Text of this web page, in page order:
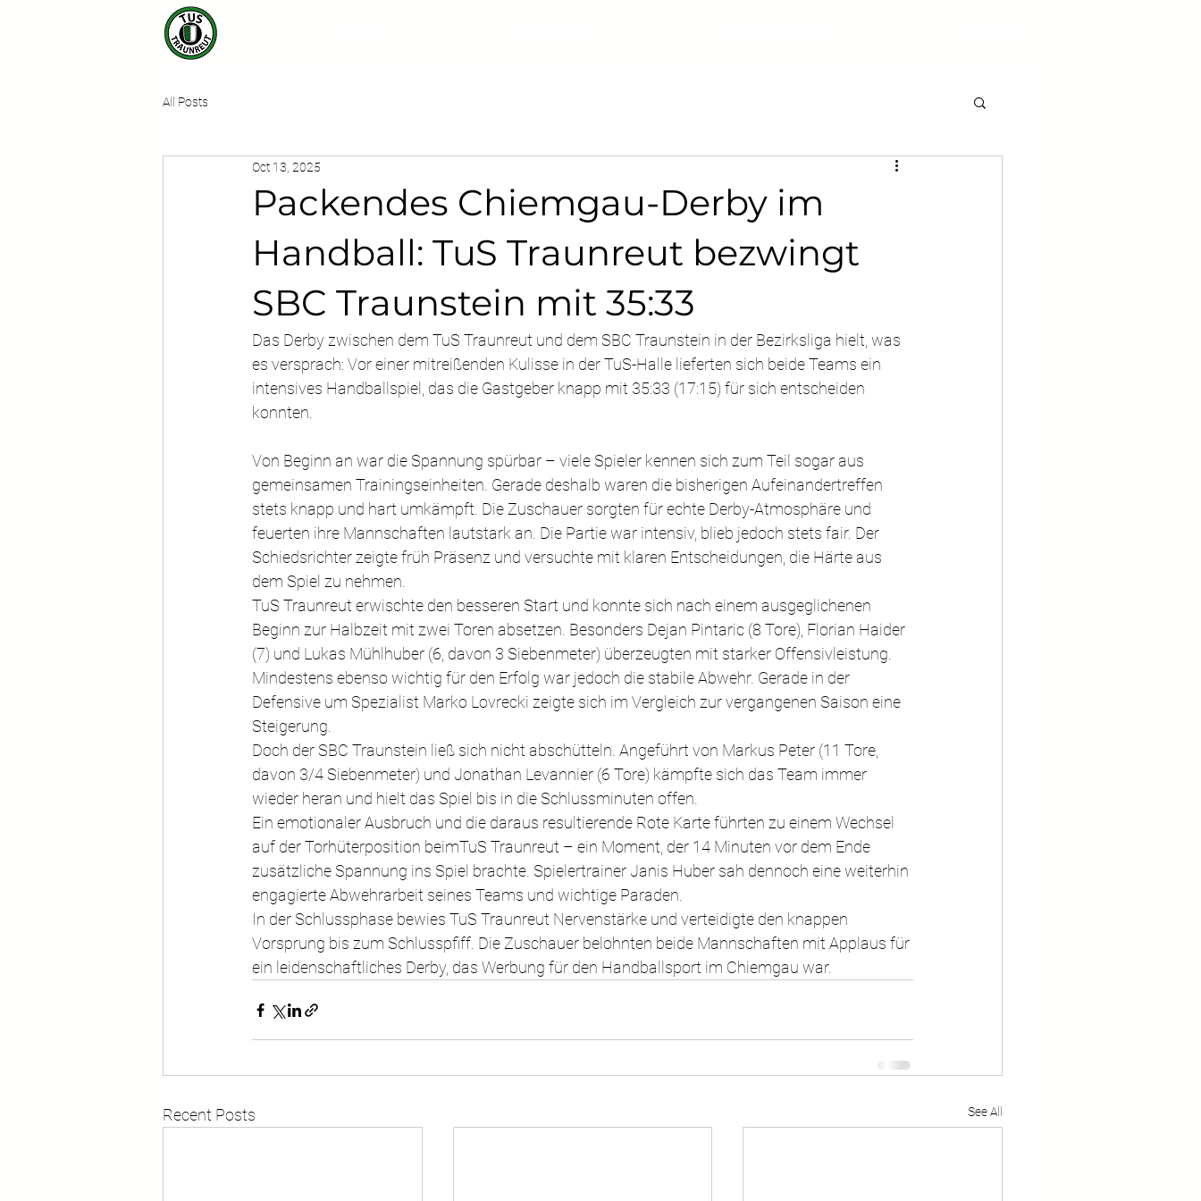
All Posts
Packendes Chiemgau-Derby im
Handball: TuS Traunreut bezwingt
SBC Traunstein mit 35:33
Oct 13, 2025
Das Derby zwischen dem TuS Traunreut und dem SBC Traunstein in der Bezirksliga hielt, was
es versprach: Vor einer mitreißenden Kulisse in der TuS-Halle lieferten sich beide Teams ein
intensives Handballspiel, das die Gastgeber knapp mit 35:33 (17:15) für sich entscheiden
konnten.
Von Beginn an war die Spannung spürbar – viele Spieler kennen sich zum Teil sogar aus
gemeinsamen Trainingseinheiten. Gerade deshalb waren die bisherigen Aufeinandertreffen
stets knapp und hart umkämpft. Die Zuschauer sorgten für echte Derby-Atmosphäre und
feuerten ihre Mannschaften lautstark an. Die Partie war intensiv, blieb jedoch stets fair. Der
Schiedsrichter zeigte früh Präsenz und versuchte mit klaren Entscheidungen, die Härte aus
dem Spiel zu nehmen.
TuS Traunreut erwischte den besseren Start und konnte sich nach einem ausgeglichenen
Beginn zur Halbzeit mit zwei Toren absetzen. Besonders Dejan Pintaric (8 Tore), Florian Haider
(7) und Lukas Mühlhuber (6, davon 3 Siebenmeter) überzeugten mit starker Offensivleistung.
Mindestens ebenso wichtig für den Erfolg war jedoch die stabile Abwehr. Gerade in der
Defensive um Spezialist Marko Lovrecki zeigte sich im Vergleich zur vergangenen Saison eine
Steigerung.
Doch der SBC Traunstein ließ sich nicht abschütteln. Angeführt von Markus Peter (11 Tore,
davon 3/4 Siebenmeter) und Jonathan Levannier (6 Tore) kämpfte sich das Team immer
wieder heran und hielt das Spiel bis in die Schlussminuten offen.
Ein emotionaler Ausbruch und die daraus resultierende Rote Karte führten zu einem Wechsel
auf der Torhüterposition beimTuS Traunreut – ein Moment, der 14 Minuten vor dem Ende
zusätzliche Spannung ins Spiel brachte. Spielertrainer Janis Huber sah dennoch eine weiterhin
engagierte Abwehrarbeit seines Teams und wichtige Paraden.
In der Schlussphase bewies TuS Traunreut Nervenstärke und verteidigte den knappen
Vorsprung bis zum Schlusspfiff. Die Zuschauer belohnten beide Mannschaften mit Applaus für
ein leidenschaftliches Derby, das Werbung für den Handballsport im Chiemgau war.
Recent Posts See All